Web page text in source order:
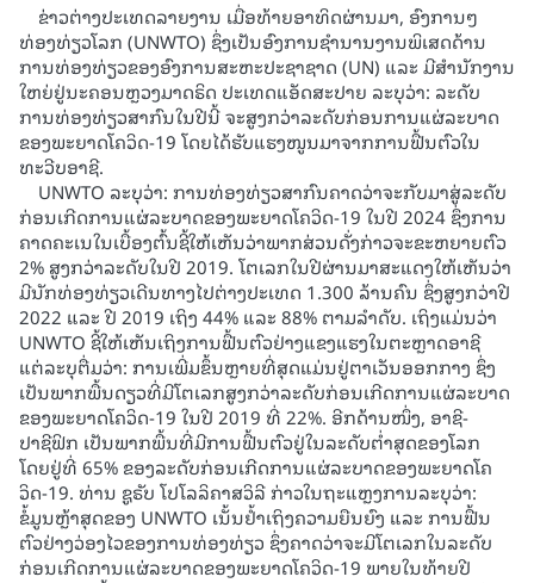
ຂ່າວຕ່າງປະເທດລາຍງານ ເມື່ອທ້າຍອາທິດຜ່ານມາ, ອົງການໆ
ທ່ອງທ່ຽວໂລກ (UNWTO) ຊຶ່ງເປັນອົງການຊຳນານງານພິເສດດ້ານ
ການທ່ອງທ່ຽວຂອງອົງການສະຫະປະຊາຊາດ (UN) ແລະ ມີສຳນັກງານ
ໃຫຍ່ຢູ່ນະຄອນຫຼວງມາດຣິດ ປະເທດແອັດສະປາຍ ລະບຸວ່າ: ລະດັບ
ການທ່ອງທ່ຽວສາກົນໃນປີນີ້ ຈະສູງກວ່າລະດັບກ່ອນການແຜ່ລະບາດ
ຂອງພະຍາດໂຄວິດ-19 ໂດຍໄດ້ຮັບແຮງໜູນມາຈາກການຟື້ນຕົວໃນ
ທະວີບອາຊີ.
UNWTO ລະບຸວ່າ: ການທ່ອງທ່ຽວສາກົນຄາດວ່າຈະກັບມາສູ່ລະດັບ
ກ່ອນເກີດການແຜ່ລະບາດຂອງພະຍາດໂຄວິດ-19 ໃນປີ 2024 ຊຶ່ງການ
ຄາດຄະເນໃນເບື້ອງຕົ້ນຊີ້ໃຫ້ເຫັນວ່າພາກສ່ວນດັ່ງກ່າວຈະຂະຫຍາຍຕົວ
2% ສູງກວ່າລະດັບໃນປີ 2019. ໂຕເລກໃນປີຜ່ານມາສະແດງໃຫ້ເຫັນວ່າ
ມີນັກທ່ອງທ່ຽວເດີນທາງໄປຕ່າງປະເທດ 1.300 ລ້ານຄົນ ຊຶ່ງສູງກວ່າປີ
2022 ແລະ ປີ 2019 ເຖິງ 44% ແລະ 88% ຕາມລຳດັບ. ເຖິງແມ່ນວ່າ
UNWTO ຊີ້ໃຫ້ເຫັນເຖິງການຟື້ນຕົວຢ່າງແຂງແຮງໃນຕະຫຼາດອາຊີ
ແຕ່ລະບຸຕື່ມວ່າ: ການເພີ່ມຂຶ້ນຫຼາຍທີ່ສຸດແມ່ນຢູ່ຕາເວັນອອກກາງ ຊຶ່ງ
ເປັນພາກພື້ນດຽວທີ່ມີໂຕເລກສູງກວ່າລະດັບກ່ອນເກີດການແຜ່ລະບາດ
ຂອງພະຍາດໂຄວິດ-19 ໃນປີ 2019 ທີ່ 22%. ອີກດ້ານໜຶ່ງ, ອາຊີ-
ປາຊີຟິກ ເປັນພາກພື້ນທີ່ມີການຟື້ນຕົວຢູ່ໃນລະດັບຕ່ຳສຸດຂອງໂລກ
ໂດຍຢູ່ທີ່ 65% ຂອງລະດັບກ່ອນເກີດການແຜ່ລະບາດຂອງພະຍາດໂຄ
ວິດ-19. ທ່ານ ຊູຣັບ ໂປໂລລິຄາສວິລີ ກ່າວໃນຖະແຫຼງການລະບຸວ່າ:
ຂໍ້ມູນຫຼ້າສຸດຂອງ UNWTO ເນັ້ນຢໍ້າເຖິງຄວາມຍືນຍົງ ແລະ ການຟື້ນ
ຕົວຢ່າງວ່ອງໄວຂອງການທ່ອງທ່ຽວ ຊຶ່ງຄາດວ່າຈະມີໂຕເລກໃນລະດັບ
ກ່ອນເກີດການແຜ່ລະບາດຂອງພະຍາດໂຄວິດ-19 ພາຍໃນທ້າຍປີ